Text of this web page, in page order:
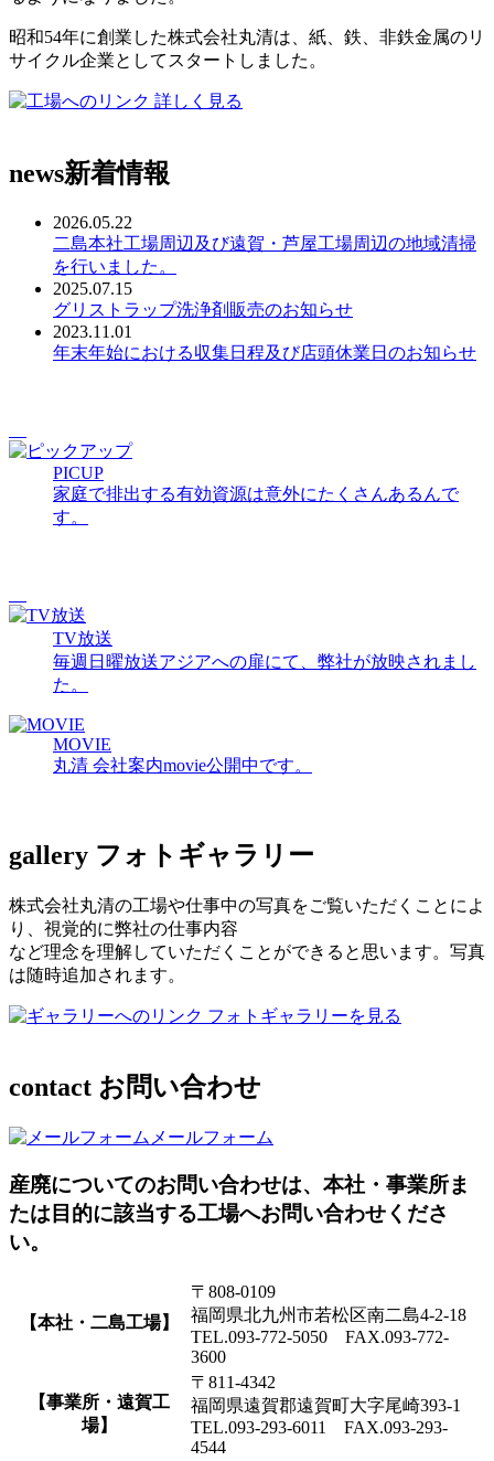
昭和54年に創業した株式会社丸清は、紙、鉄、非鉄金属のリ
サイクル企業としてスタートしました。
詳しく見る
news新着情報
2026.05.22
二島本社工場周辺及び遠賀・芦屋工場周辺の地域清掃
を行いました。
2025.07.15
グリストラップ洗浄剤販売のお知らせ
2023.11.01
年末年始における収集日程及び店頭休業日のお知らせ
PICUP
家庭で排出する有効資源は意外にたくさんあるんで
す。
TV放送
毎週日曜放送アジアへの扉にて、弊社が放映されまし
た。
MOVIE
丸清 会社案内movie公開中です。
gallery フォトギャラリー
株式会社丸清の工場や仕事中の写真をご覧いただくことによ
り、視覚的に弊社の仕事内容
など理念を理解していただくことができると思います。写真
は随時追加されます。
フォトギャラリーを見る
contact お問い合わせ
メールフォーム
産廃についてのお問い合わせは、本社・事業所ま
たは目的に該当する工場へお問い合わせくださ
い。
【本社・二島工場】
〒808-0109
福岡県北九州市若松区南二島4-2-18
TEL.093-772-5050 FAX.093-772-
3600
【事業所・遠賀工
場】
〒811-4342
福岡県遠賀郡遠賀町大字尾崎393-1
TEL.093-293-6011 FAX.093-293-
4544